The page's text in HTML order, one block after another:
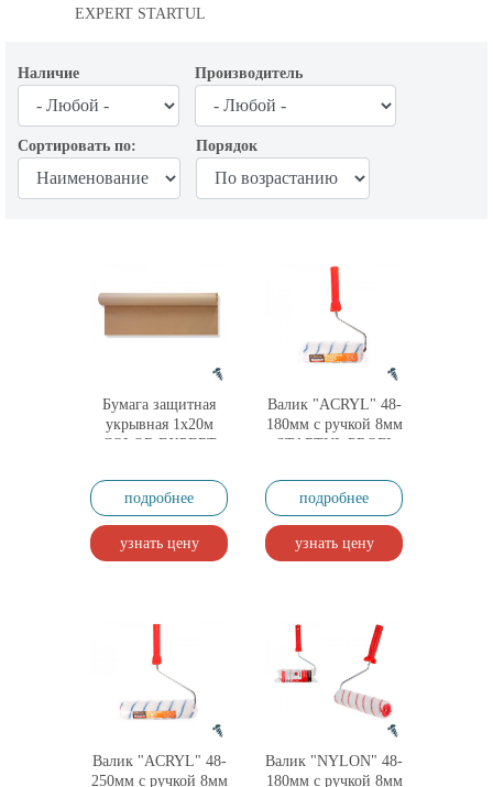
EXPERT STARTUL
Наличие Производитель
Сортировать по: Порядок
Бумага защитная
укрывная 1х20м
COLOR EXPERT
подробнее
узнать цену
Валик "ACRYL" 48-
180мм с ручкой 8мм
STARTUL PROFI
лаков на водной
основе)
подробнее
узнать цену
Валик "ACRYL" 48-
250мм с ручкой 8мм
Валик "NYLON" 48-
180мм с ручкой 8мм